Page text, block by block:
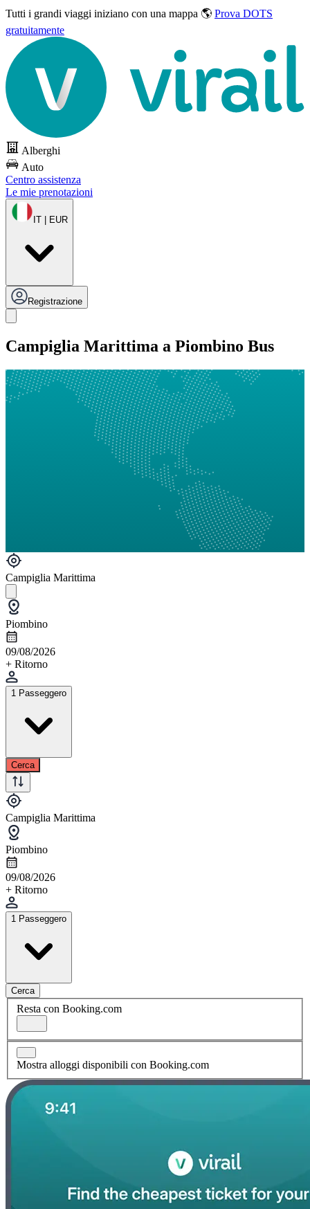
Tutti i grandi viaggi iniziano con una mappa 🌎 Prova DOTS
gratuitamente
Alberghi
Auto
Centro assistenza
Le mie prenotazioni
IT | EUR
Registrazione
Campiglia Marittima a Piombino Bus
Campiglia Marittima
Piombino
09/08/2026
+ Ritorno
1 Passeggero
Cerca
Campiglia Marittima
Piombino
09/08/2026
+ Ritorno
1 Passeggero
Cerca
Resta con Booking.com
Mostra alloggi disponibili con Booking.com